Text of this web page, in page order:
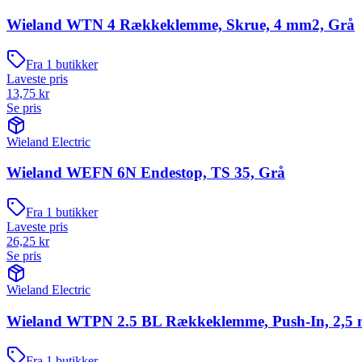
Wieland WTN 4 Rækkeklemme, Skrue, 4 mm2, Grå
Fra 1 butikker
Laveste pris
13,75 kr
Se pris
Wieland Electric
Wieland WEFN 6N Endestop, TS 35, Grå
Fra 1 butikker
Laveste pris
26,25 kr
Se pris
Wieland Electric
Wieland WTPN 2.5 BL Rækkeklemme, Push-In, 2,5